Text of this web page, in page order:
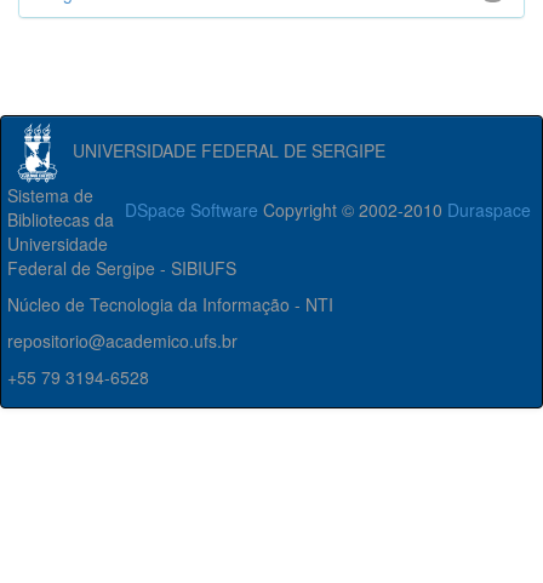
UNIVERSIDADE FEDERAL DE SERGIPE
DSpace Software Copyright © 2002-2010 Duraspace
Sistema de
Bibliotecas da
Universidade
Federal de Sergipe - SIBIUFS
Núcleo de Tecnologia da Informação - NTI
repositorio@academico.ufs.br
+55 79 3194-6528